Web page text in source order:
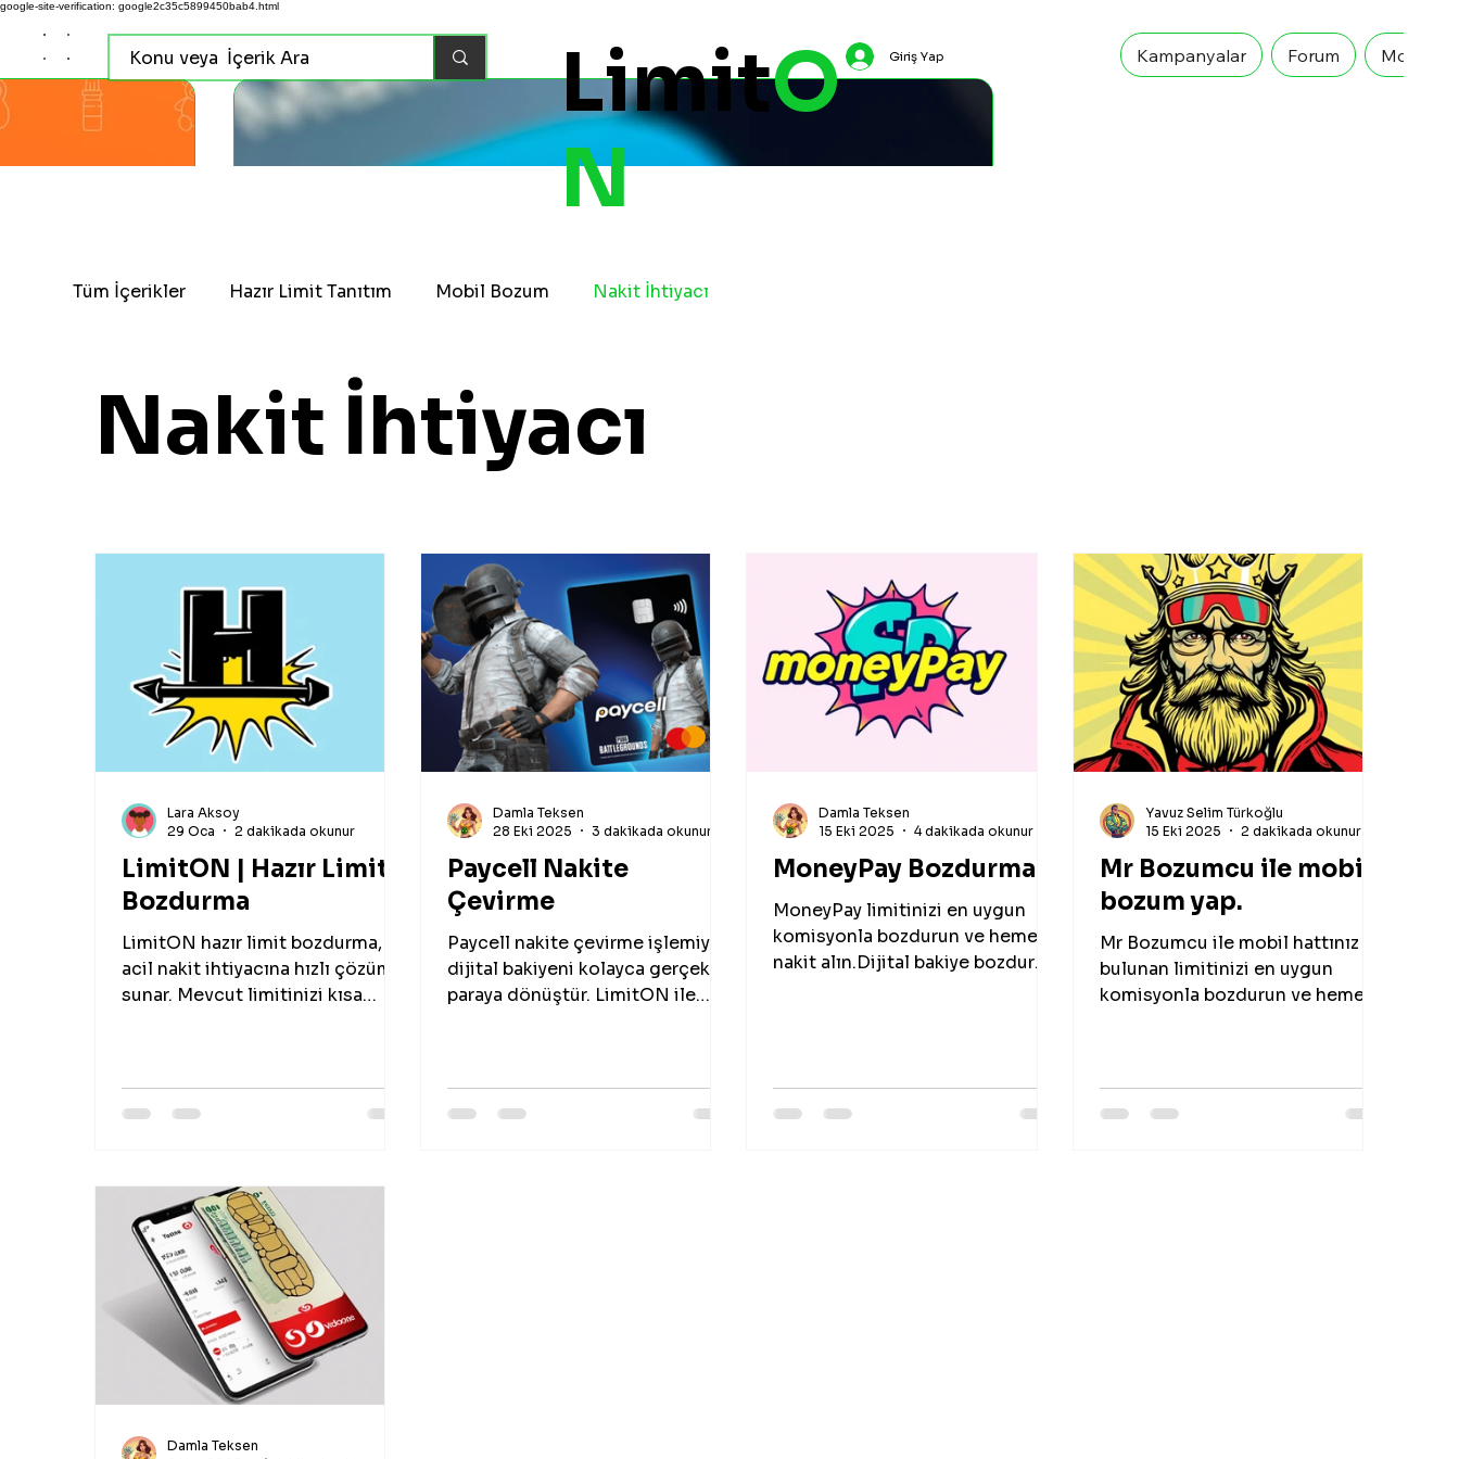
google-site-verification: google2c35c5899450bab4.html
LimitO
N
Giriş Yap Kampanyalar Forum Mobil
Tüm İçerikler Hazır Limit Tanıtım Mobil Bozum Nakit İhtiyacı
Nakit İhtiyacı
LimitON | Hazır Limit
Bozdurma
LimitON hazır limit bozdurma,
acil nakit ihtiyacına hızlı çözüm
sunar. Mevcut limitinizi kısa
Lara Aksoy
29 Oca
2 dakikada okunur
Paycell Nakite
Çevirme
Paycell nakite çevirme işlemiyle
dijital bakiyeni kolayca gerçek
paraya dönüştür. LimitON ile
Damla Teksen
28 Eki 2025
3 dakikada okunur
MoneyPay Bozdurma
MoneyPay limitinizi en uygun
komisyonla bozdurun ve hemen
nakit alın.Dijital bakiye bozdurma
Damla Teksen
15 Eki 2025
4 dakikada okunur
Mr Bozumcu ile mobil
bozum yap.
Mr Bozumcu ile mobil hattınız da
bulunan limitinizi en uygun
komisyonla bozdurun ve hemen
Yavuz Selim Türkoğlu
15 Eki 2025
2 dakikada okunur
Damla Teksen